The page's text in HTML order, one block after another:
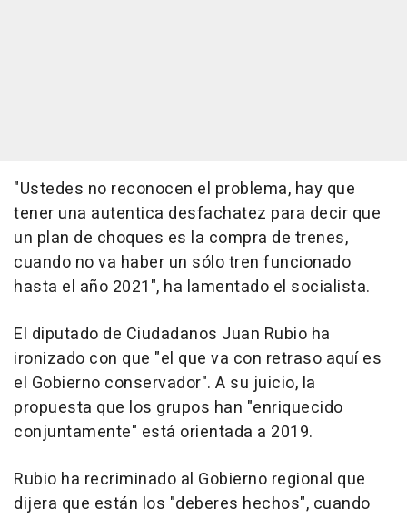
"Ustedes no reconocen el problema, hay que
tener una autentica desfachatez para decir que
un plan de choques es la compra de trenes,
cuando no va haber un sólo tren funcionado
hasta el año 2021", ha lamentado el socialista.
El diputado de Ciudadanos Juan Rubio ha
ironizado con que "el que va con retraso aquí es
el Gobierno conservador". A su juicio, la
propuesta que los grupos han "enriquecido
conjuntamente" está orientada a 2019.
Rubio ha recriminado al Gobierno regional que
dijera que están los "deberes hechos", cuando